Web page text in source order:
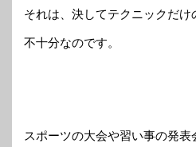
それは、決してテクニックだけ
不十分なのです。
スポーツの大会や習い事の発表